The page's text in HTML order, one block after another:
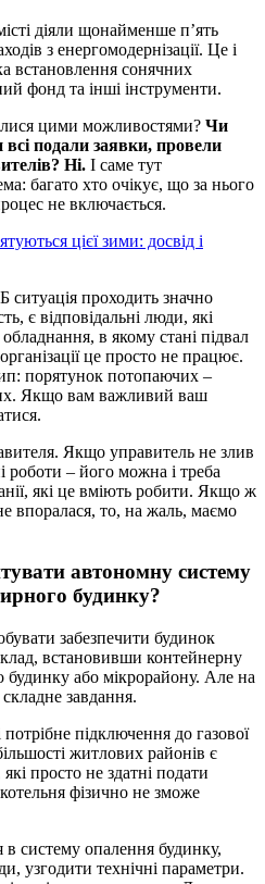
діяли щонайменше п’ять
з енергомодернізації. Це і
встановлення сонячних
фонд та інші інструменти.
цими можливостями? Чи
подали заявки, провели
Ні. І саме тут
багато хто очікує, що за нього
не включається.
цієї зими: досвід і
проходить значно
є відповідальні люди, які
в якому стані підвал
це просто не працює.
порятунок потопаючих –
Якщо вам важливий ваш
Якщо управитель не злив
роботи – його можна і треба
які це вміють робити. Якщо ж
впоралася, то, на жаль, маємо
автономну систему
будинку?
забезпечити будинок
встановивши контейнерну
будинку або мікрорайону. Але на
завдання.
підключення до газової
житлових районів є
просто не здатні подати
фізично не зможе
в систему опалення будинку,
узгодити технічні параметри.